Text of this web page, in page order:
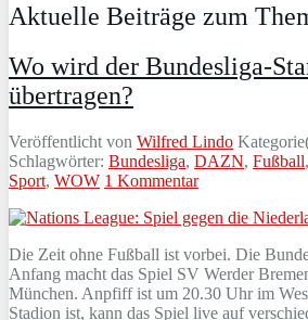
Aktuelle Beiträge zum
Wo wird der Bundesliga-
übertragen?
Veröffentlicht von Wilfred Lindo
Schlagwörter: Bundesliga, DAZN, Fußball,
Sport, WOW 1 Kommentar
Die Zeit ohne Fußball ist vorbei. Die
Anfang macht das Spiel SV Werder
München. Anpfiff ist um 20.30 Uhr im
Stadion ist, kann das Spiel live auf